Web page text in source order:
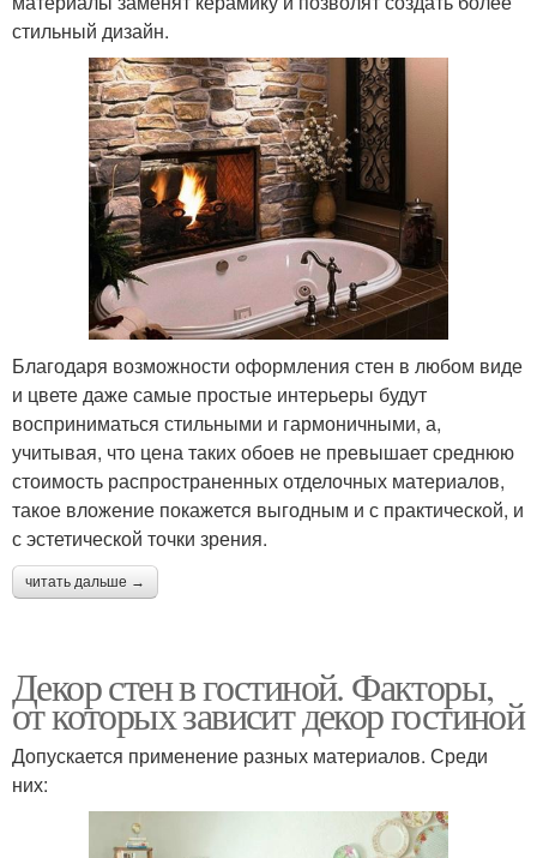
стильный дизайн.
Благодаря возможности оформления стен в любом виде
и цвете даже самые простые интерьеры будут
восприниматься стильными и гармоничными, а,
учитывая, что цена таких обоев не превышает среднюю
стоимость распространенных отделочных материалов,
такое вложение покажется выгодным и с практической, и
с эстетической точки зрения.
читать дальше →
Декор стен в гостиной. Факторы,
от которых зависит декор гостиной
Допускается применение разных материалов. Среди
них: